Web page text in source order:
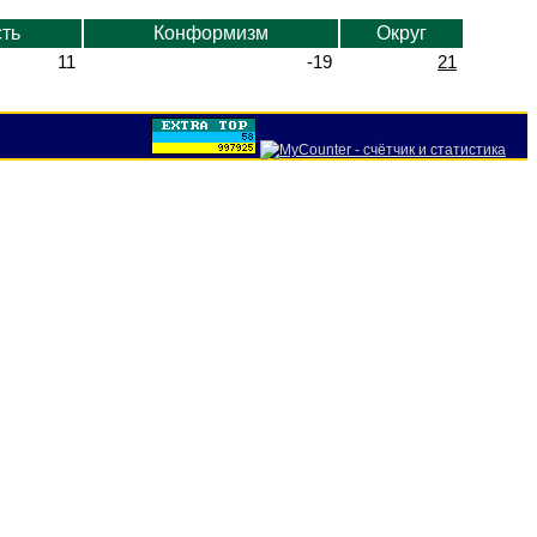
Конформизм
Округ
11
-19 21